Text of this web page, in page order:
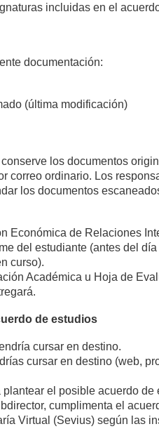
incluidas en el
documentación:
(última modificación)
los documentos
correo ordinario. Los
los documentos
Económica de Relaciones
del estudiante (antes del día
curso).
Académica u Hoja de
de estudios
cursar en destino.
cursar en destino (web,
el posible acuerdo de
cumplimenta el
Virtual (Sevius) según las